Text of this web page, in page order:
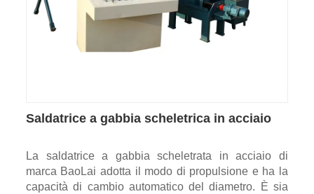
Saldatrice a gabbia scheletrica in acciaio
La saldatrice a gabbia scheletrata in acciaio di
marca BaoLai adotta il modo di propulsione e ha la
capacità di cambio automatico del diametro. È sia